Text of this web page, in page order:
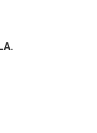
.